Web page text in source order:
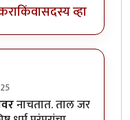
किंवासदस्य व्हा
नाचतात. ताल जर